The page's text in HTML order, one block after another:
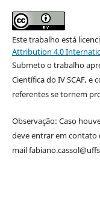
Este trabalho está
Attribution 4.0
Submeto o trabalho
Científica do IV SCAF, e
referentes se tornem
Observação: Caso
deve entrar em contato
mail